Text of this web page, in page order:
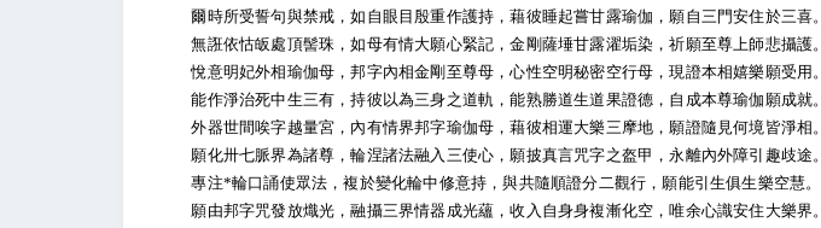
爾時所受誓句與禁戒，如自眼目殷重作護持，藉彼睡起嘗甘露瑜伽，願自三門安住於三喜。
無誑依怙皈處頂髻珠，如母有情大願心緊記，金剛薩埵甘露濯垢染，祈願至尊上師悲攝護。
悅意明妃外相瑜伽母，邦字內相金剛至尊母，心性空明秘密空行母，現證本相嬉樂願受用。
能作淨治死中生三有，持彼以為三身之道軌，能熟勝道生道果證德，自成本尊瑜伽願成就。
外器世間唉字越量宮，內有情界邦字瑜伽母，藉彼相運大樂三摩地，願證隨見何境皆淨相。
願化卅七脈界為諸尊，輪涅諸法融入三使心，願披真言咒字之盔甲，永離內外障引趣歧途。
專注*輪口誦使眾法，複於變化輪中修意持，與共隨順證分二觀行，願能引生俱生樂空慧。
願由邦字咒發放熾光，融攝三界情器成光蘊，收入自身身複漸化空，唯余心識安住大樂界。